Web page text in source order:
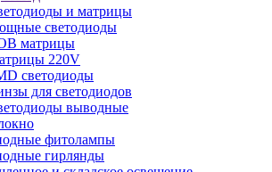
и матрицы
светодиоды
матрицы
220V
светодиоды
для светодиодов
выводные
фитолампы
гирлянды